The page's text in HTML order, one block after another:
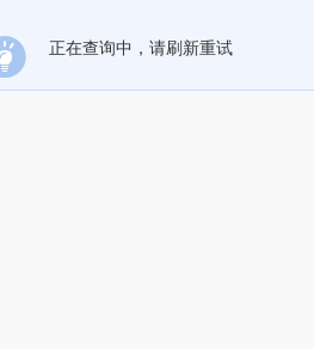
正在查询中，请刷新重试